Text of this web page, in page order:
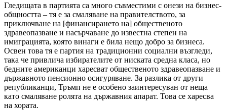
Гледищата в партията са много съвместими с онези на бизнес-
общността – тя е за смаляване на правителството, за
приключване на [финансирането на] общественото
здравеопазване и насърчаване до известна степен на
имиграцията, която винаги е била нещо добро за бизнеса.
Освен това тя е партия на традиционни социални възгледи,
така че привлича избирателите от ниската средна класа, но
бедните американци харесват общественото здравеопазване и
държавното пенсионно осигуряване. За разлика от други
републиканци, Тръмп не е особено заинтересуван от неща
като смаляване ролята на държавния апарат. Това се харесва
на хората.